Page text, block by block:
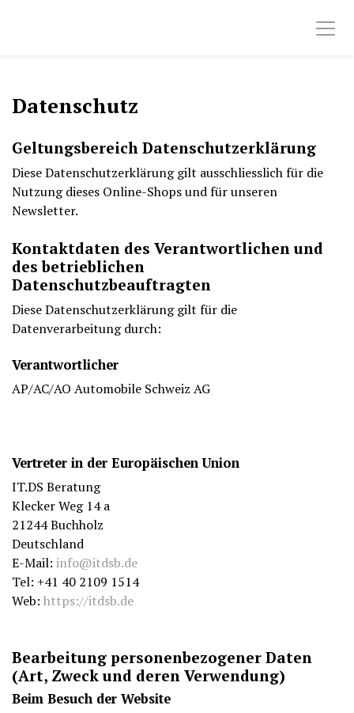
Datenschutz
Geltungsbereich Datenschutzerklärung
Diese Datenschutzerklärung gilt ausschliesslich für die
Nutzung dieses Online-Shops und für unseren
Newsletter.
Kontaktdaten des Verantwortlichen und
des betrieblichen
Datenschutzbeauftragten
Diese Datenschutzerklärung gilt für die
Datenverarbeitung durch:
Verantwortlicher
AP/AC/AO Automobile Schweiz AG
Vertreter in der Europäischen Union
IT.DS Beratung
Klecker Weg 14 a
21244 Buchholz
Deutschland
E-Mail: info@itdsb.de
Tel: +41 40 2109 1514
Web: https://itdsb.de
Bearbeitung personenbezogener Daten
(Art, Zweck und deren Verwendung)
Beim Besuch der Website